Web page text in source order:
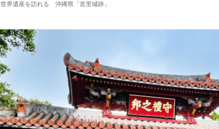
世界遺産を訪れる 沖縄県「首里城跡」